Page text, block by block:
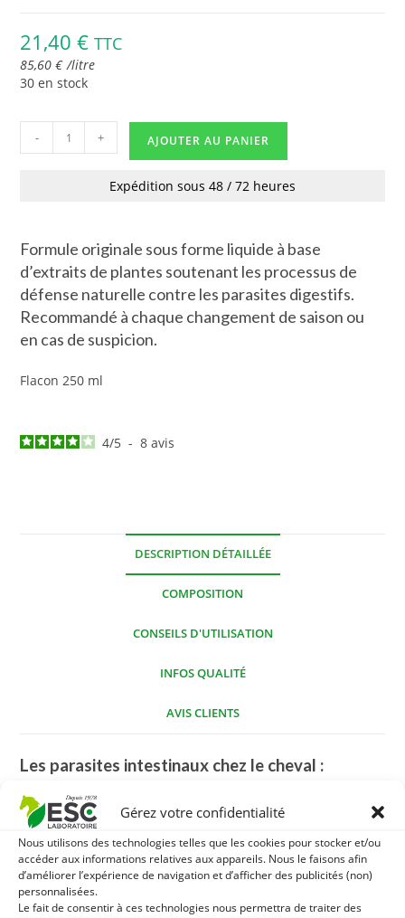
Gérez votre confidentialité
Nous utilisons des technologies telles que les cookies pour stocker et/ou
accéder aux informations relatives aux appareils. Nous le faisons afin
d’améliorer l’expérience de navigation et d’afficher des publicités (non)
personnalisées.
Le fait de consentir à ces technologies nous permettra de traiter des
21,40€ TTC
85,60€ /litre
30 en stock
- + AJOUTER AU PANIER
Expédition sous 48 / 72 heures
Formule originale sous forme liquide à base
d’extraits de plantes soutenant les processus de
défense naturelle contre les parasites digestifs.
Recommandé à chaque changement de saison ou
en cas de suspicion.
Flacon 250 ml
4/5 - 8avis
DESCRIPTION DÉTAILLÉE
COMPOSITION
CONSEILS D'UTILISATION
INFOS QUALITÉ
AVIS CLIENTS
Les parasites intestinaux chez le cheval :
Les parasites intestinaux induisent une moins bonne
assimilation des aliments et un affaiblissement du système
immunitaire, pouvant expliquer de moins bonnes
performances sportives pour les adultes et de croissance
pour les jeunes poulains.